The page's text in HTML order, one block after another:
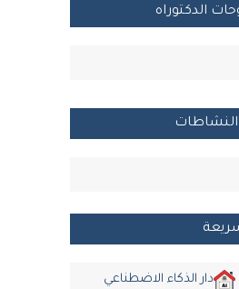
الدكتوراه
النشاطات
دار الذكاء الاضطناعي